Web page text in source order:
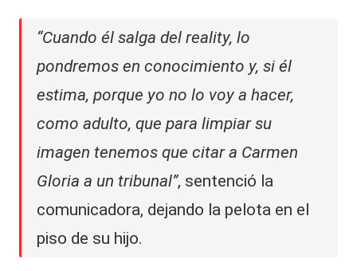
“Cuando él salga del reality, lo
pondremos en conocimiento y, si él
estima, porque yo no lo voy a hacer,
como adulto, que para limpiar su
imagen tenemos que citar a Carmen
Gloria a un tribunal”, sentenció la
comunicadora, dejando la pelota en el
piso de su hijo.